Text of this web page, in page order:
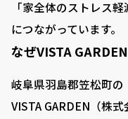
「家全体のストレス軽
につながっています。
なぜVISTA
岐阜県羽島郡笠松町の
VISTA GARDEN（株式